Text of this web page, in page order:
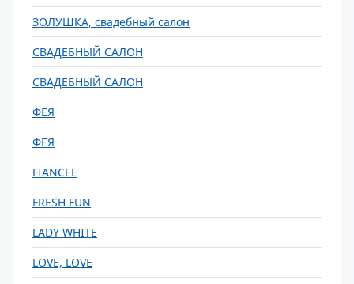
ЗОЛУШКА, свадебный салон
СВАДЕБНЫЙ САЛОН
СВАДЕБНЫЙ САЛОН
ФЕЯ
ФЕЯ
FIANCEE
FRESH FUN
LADY WHITE
LOVE, LOVE